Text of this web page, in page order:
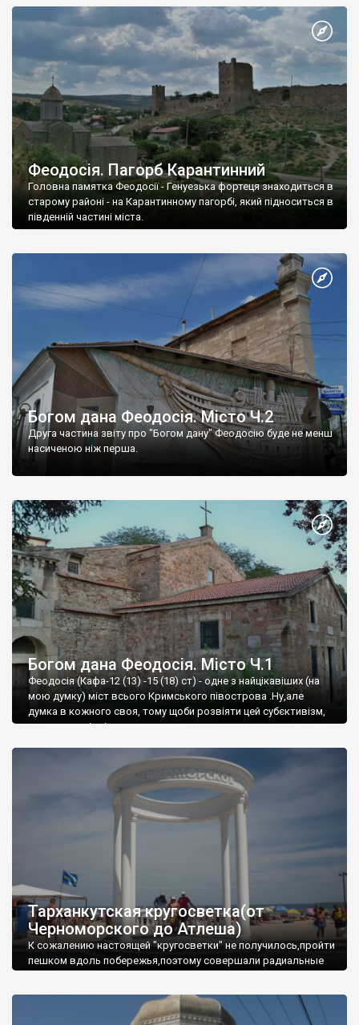
Феодосія. Пагорб Карантинний
Головна памятка Феодосії - Генуезька фортеця знаходиться в
старому районі - на Карантинному пагорбі, який підноситься в
південній частині міста.
Богом дана Феодосія. Місто Ч.2
Друга частина звіту про "Богом дану" Феодосію буде не менш
насиченою ніж перша.
Богом дана Феодосія. Місто Ч.1
Феодосія (Кафа-12 (13) -15 (18) ст) - одне з найцікавіших (на
мою думку) міст всього Кримського півострова .Ну,але
думка в кожного своя, тому щоби розвіяти цей субєктивізм,
запрошую відвідати це
Тарханкутская кругосветка(от
Черноморского до Атлеша)
К сожалению настоящей "кругосветки" не получилось,пройти
пешком вдоль побережья,поэтому совершали радиальные